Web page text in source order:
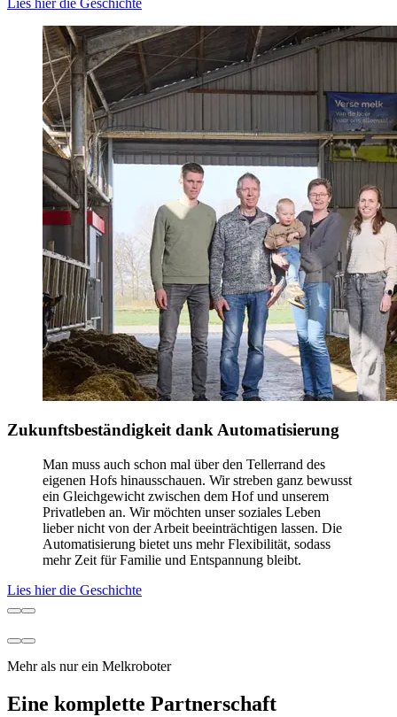
Zukunftsbeständigkeit dank Automatisierung
Man muss auch schon mal über den Tellerrand des
eigenen Hofs hinausschauen. Wir streben ganz bewusst
ein Gleichgewicht zwischen dem Hof und unserem
Privatleben an. Wir möchten unser soziales Leben
lieber nicht von der Arbeit beeinträchtigen lassen. Die
Automatisierung bietet uns mehr Flexibilität, sodass
mehr Zeit für Familie und Entspannung bleibt.
Lies hier die Geschichte
Mehr als nur ein Melkroboter
Eine komplette Partnerschaft